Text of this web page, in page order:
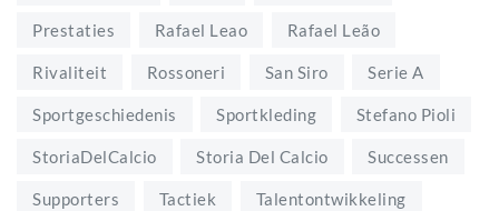
Prestaties Rafael Leao Rafael Leão
Rivaliteit Rossoneri San Siro Serie A
Sportgeschiedenis Sportkleding Stefano Pioli
StoriaDelCalcio Storia Del Calcio Successen
Supporters Tactiek Talentontwikkeling